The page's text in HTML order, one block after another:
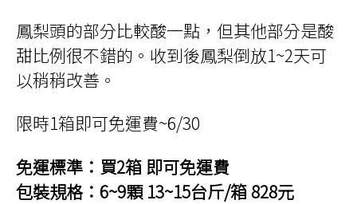
鳳梨頭的部分比較酸一點，但其他部分是酸
甜比例很不錯的。收到後鳳梨倒放1~2天可
以稍稍改善。
限時1箱即可免運費~6/30
免運標準：買2箱 即可免運費
包裝規格：6~9顆 13~15台斤/箱 828元